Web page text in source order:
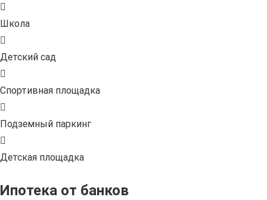
Школа
Детский сад
Спортивная площадка
Подземный паркинг
Детская площадка
Ипотека от банков